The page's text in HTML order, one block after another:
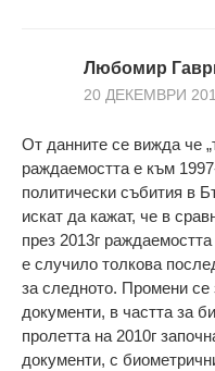
Любомир
20 ДЕКЕМВРИ
От данните се вижда че
раждаемостта е към
политически събития в
искат да кажат, че в
през 2013г
е случило толкова
за следното. Промени се
документи, в частта за
пролетта на 2010г
документи, с